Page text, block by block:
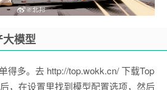
大模型
得多。去 http://top.wokk.cn/ 下载Top
，在设置里找到模型配置选项，然后